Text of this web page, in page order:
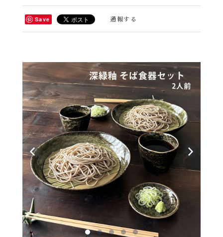
Save 通報する